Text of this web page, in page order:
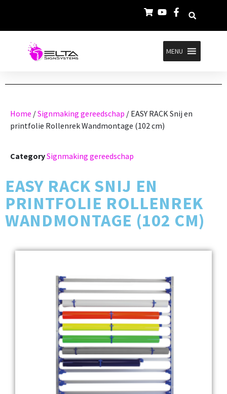
MENU
Home /Signmaking gereedschap / EASY RACK Snij en
printfolie Rollenrek Wandmontage (102 cm)
CategorySignmaking gereedschap
EASY RACK SNIJ EN
PRINTFOLIE ROLLENREK
WANDMONTAGE (102 CM)